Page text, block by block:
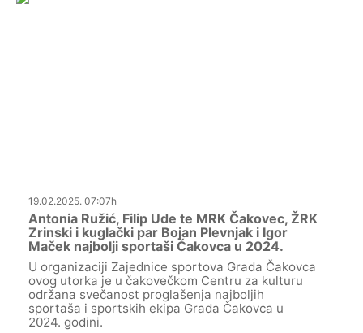
19.02.2025. 07:07h
Antonia Ružić, Filip Ude te MRK Čakovec, ŽRK
Zrinski i kuglački par Bojan Plevnjak i Igor
Maček najbolji sportaši Čakovca u 2024.
U organizaciji Zajednice sportova Grada Čakovca
ovog utorka je u čakovečkom Centru za kulturu
održana svečanost proglašenja najboljih
sportaša i sportskih ekipa Grada Čakovca u
2024. godini.